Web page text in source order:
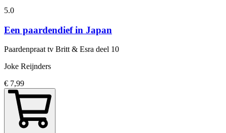
5.0
Een paardendief in Japan
Paardenpraat tv Britt & Esra deel 10
Joke Reijnders
€ 7,99